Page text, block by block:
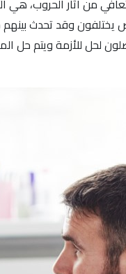
يختلفون وقد تحدث
لحل للأزمة ويتم حل